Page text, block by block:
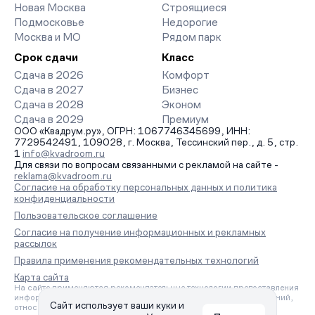
Новая Москва
Подмосковье
Москва и МО
Строящиеся
Недорогие
Рядом парк
Срок сдачи
Сдача в 2026
Сдача в 2027
Сдача в 2028
Сдача в 2029
Класс
Комфорт
Бизнес
Эконом
Премиум
ООО «Квадрум.ру», ОГРН: 1067746345699, ИНН:
7729542491, 109028, г. Москва, Тессинский пер., д. 5, стр.
1 info@kvadroom.ru
Для связи по вопросам связанными с рекламой на сайте -
reklama@kvadroom.ru
Согласие на обработку персональных данных и политика
конфиденциальности
Пользовательское соглашение
Согласие на получение информационных и рекламных
рассылок
Правила применения рекомендательных технологий
Карта сайта
На сайте применяются рекомендательные технологии предоставления
информации на основе сбора, систематизации и анализа сведений,
относящихся к предпочтениям пользователей сети «Интернет»,
Сайт использует ваши куки и